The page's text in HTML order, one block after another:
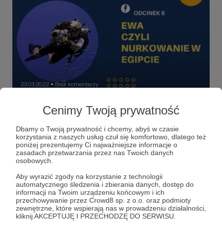
Cenimy Twoją prywatność
Dbamy o Twoją prywatność i chcemy, abyś w czasie
korzystania z naszych usług czuł się komfortowo, dlatego też
poniżej prezentujemy Ci najważniejsze informacje o
zasadach przetwarzania przez nas Twoich danych
osobowych.
Aby wyrazić zgody na korzystanie z technologii
automatycznego śledzenia i zbierania danych, dostęp do
informacji na Twoim urządzeniu końcowym i ich
przechowywanie przez Crowd8 sp. z o.o. oraz podmioty
zewnętrzne, które wspierają nas w prowadzeniu działalności,
kliknij AKCEPTUJĘ I PRZECHODZĘ DO SERWISU.
23.03.2022 ● Brak komentarzy
Nurkowanie w Egipcie
Nurkowanie w Egipcie. Jak się przygotować. Radzi
instruktor nurkowania, Ewa, która mieszka w Hurgadzie.
Razem z Ewą odkrywamy podwodny świat Morza
Czerwonego. Dajemy nura do krystalicznie czystej wody
by obejrzeć ukryty pod powierzchnią, bajkowy świat. Świat
tysięcy kolorów, ryb, korali i innych morskich stworzeń. Tu
dowiecie się jak takie pierwsze nurkowanie wygląda. Może
zdecydujecie się sami zanurkować? Jest szansa na taniec
z delfinami. Posłuchajcie. Zapraszam.
podkast podcast nurkowanie +6